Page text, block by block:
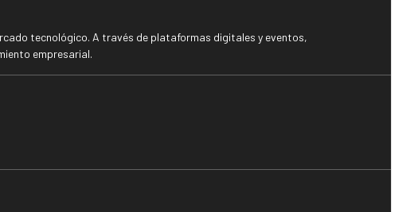
tecnológico. A través de plataformas digitales y eventos,
empresarial.